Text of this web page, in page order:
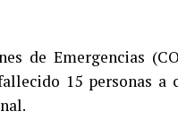
de Emergencias
15 personas